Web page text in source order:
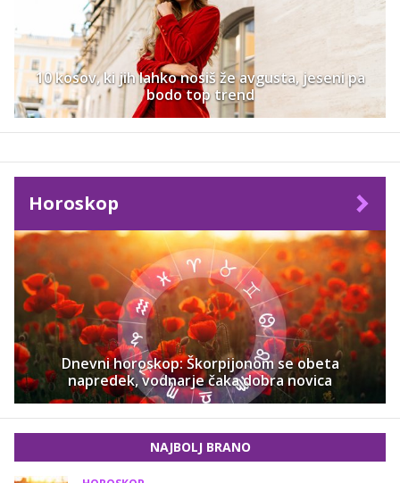
10 kosov, ki jih lahko nosiš že avgusta, jeseni pa
bodo top trend
Horoskop
Dnevni horoskop: Škorpijonom se obeta
napredek, vodnarje čaka dobra novica
NAJBOLJ BRANO